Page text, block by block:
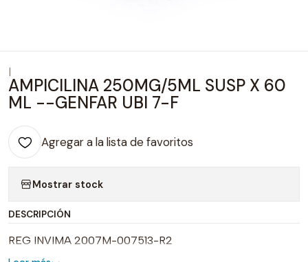
AMPICILINA 250MG/5ML SUSP X 60
ML --GENFAR UBI 7-F
Agregar a la lista de favoritos
Mostrar stock
DESCRIPCIÓN
REG INVIMA 2007M-007513-R2